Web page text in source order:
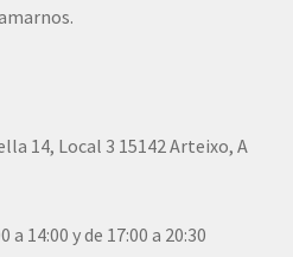
14, Local 3 15142 Arteixo, A
a 14:00 y de 17:00 a 20:30